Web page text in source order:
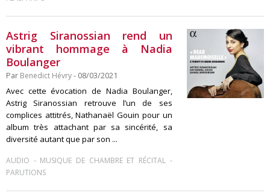
Astrig Siranossian rend un
vibrant hommage à Nadia
Boulanger
Par Benedict Hévry- 08/03/2021
Avec cette évocation de Nadia Boulanger,
Astrig Siranossian retrouve l’un de ses
complices attitrés, Nathanaël Gouin pour un
album très attachant par sa sincérité, sa
diversité autant que par son ...
AUDIO - MUSIQUE DE CHAMBRE ET RÉCITAL-
PARUTIONS